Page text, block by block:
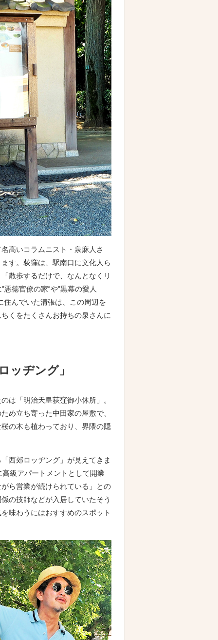
高いコラムニスト・泉麻人さ
す。荻窪は、駅南口に文化人ら
散歩するだけで、なんとなくリ
徳官僚の家”や“黒幕の愛人
住んでいた清張は、この周辺を
くをたくさんお持ちの泉さんに
ッヂング」
は「明治天皇荻窪御小休所」。
め立ち寄った中田家の屋敷で、
の木も植わっており、界隈の隠
西郊ロッヂング」が見えてきま
級アパートメントとして開業
ら営業が続けられている」との
の技師などが入居していたそう
味わうにはおすすめのスポット